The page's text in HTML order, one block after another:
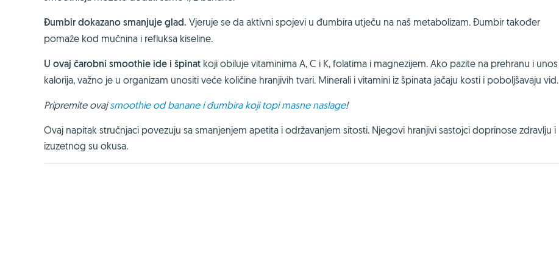
Đumbir dokazano smanjuje glad. Vjeruje se da aktivni spojevi u đumbira utječu na naš metabolizam. Đumbir također
pomaže kod mučnina i refluksa kiseline.
U ovaj čarobni smoothie ide i špinat koji obiluje vitaminima A, C i K, folatima i magnezijem. Ako pazite na prehranu i unos
kalorija, važno je u organizam unositi veće količine hranjivih tvari. Minerali i vitamini iz špinata jačaju kosti i poboljšavaju vid.
Pripremite ovajsmoothie od banane i đumbira koji topi masne naslage!
Ovaj napitak stručnjaci povezuju sa smanjenjem apetita i održavanjem sitosti. Njegovi hranjivi sastojci doprinose zdravlju i
izuzetnog su okusa.